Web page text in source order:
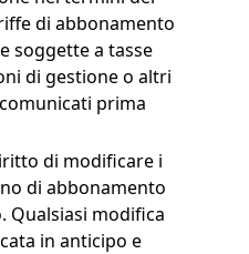
di abbonamento
soggette a tasse
di gestione o altri
prima
di modificare i
di abbonamento
Qualsiasi modifica
in anticipo e